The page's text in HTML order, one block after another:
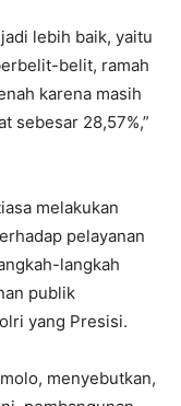
lebih baik, yaitu
belit, ramah
karena masih
sebesar 28,57%,”
melakukan
pelayanan
langkah
publik
yang Presisi.
menyebutkan,